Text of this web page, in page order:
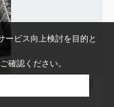
ービス向上検討を目的と
確認ください。